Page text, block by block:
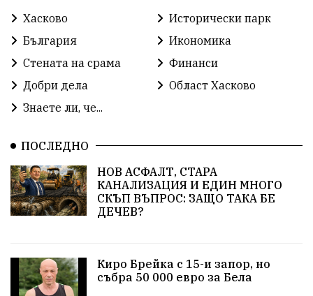
Прогресивна България природа Иво Димов
злато Прогресивна България
Делчо Пехливанов протест общество
Станислав Дечев Исторически парк
несправедливост бухалки Сметища
екология изкуство
здравословен живот пенсионери Сметища
Хасково
Исторически парк
България
Икономика
Стената на срама
Финанси
Добри дела
Област Хасково
Знаете ли, че...
ПОСЛЕДНО
НОВ АСФАЛТ, СТАРА
КАНАЛИЗАЦИЯ И ЕДИН МНОГО
СКЪП ВЪПРОС: ЗАЩО ТАКА БЕ
ДЕЧЕВ?
Киро Брейка с 15-и запор, но
събра 50 000 евро за Бела